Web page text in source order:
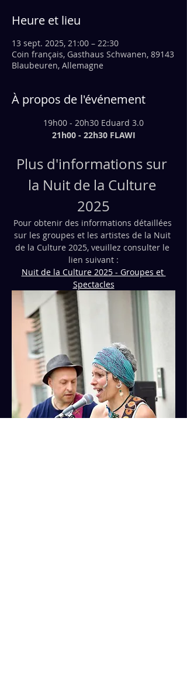
Heure et lieu
13 sept. 2025, 21:00 – 22:30
Coin français, Gasthaus Schwanen, 89143
Blaubeuren, Allemagne
À propos de l'événement
19h00 - 20h30 Eduard 3.0
21h00 - 22h30 FLAWI
Plus d'informations sur
la Nuit de la Culture
2025
Pour obtenir des informations détaillées
sur les groupes et les artistes de la Nuit
de la Culture 2025, veuillez consulter le
lien suivant :
Nuit de la Culture 2025 - Groupes et
Spectacles